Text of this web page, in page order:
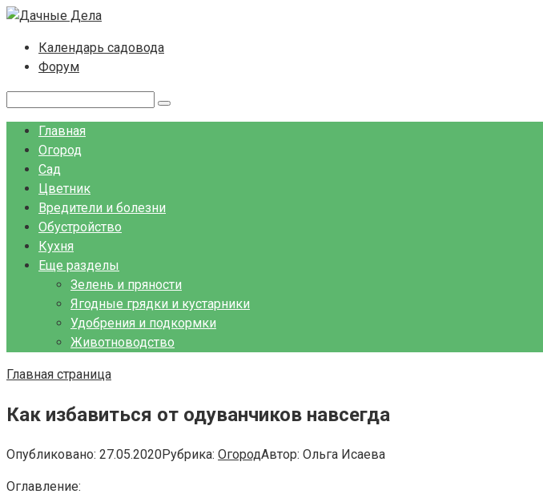
Перейти
контентуКалендарь садовода
Форум
Главная
Огород
Сад
Цветник
Вредители и болезни
Обустройство
Кухня
Еще разделы
Зелень и пряности
Ягодные грядки и кустарники
Удобрения и подкормки
Животноводство
Главная страница
Как избавиться от одуванчиков навсегда
Опубликовано: 27.05.2020Рубрика: ОгородАвтор: Ольга Исаева
Оглавление: